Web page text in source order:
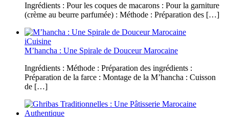
Ingrédients : Pour les coques de macarons : Pour la garniture
(crème au beurre parfumée) : Méthode : Préparation des […]
iCuisine
M’hancha : Une Spirale de Douceur Marocaine
Ingrédients : Méthode : Préparation des ingrédients :
Préparation de la farce : Montage de la M’hancha : Cuisson
de […]